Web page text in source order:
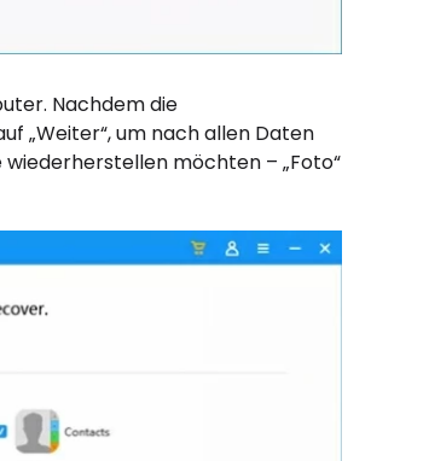
Nachdem die
„Weiter“, um nach allen Daten
wiederherstellen möchten – „Foto“